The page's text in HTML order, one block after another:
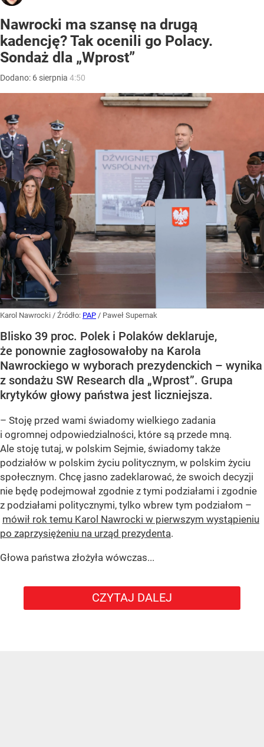
Nawrocki ma szansę na drugą
kadencję? Tak ocenili go Polacy.
Sondaż dla „Wprost”
Dodano: 6 sierpnia 4:50
Karol Nawrocki / Źródło: PAP / Paweł Supernak
Blisko 39 proc. Polek i Polaków deklaruje,
że ponownie zagłosowałoby na Karola
Nawrockiego w wyborach prezydenckich – wynika
z sondażu SW Research dla „Wprost”. Grupa
krytyków głowy państwa jest liczniejsza.
– Stoję przed wami świadomy wielkiego zadania
i ogromnej odpowiedzialności, które są przede mną.
Ale stoję tutaj, w polskim Sejmie, świadomy także
podziałów w polskim życiu politycznym, w polskim życiu
społecznym. Chcę jasno zadeklarować, że swoich decyzji
nie będę podejmował zgodnie z tymi podziałami i zgodnie
z podziałami politycznymi, tylko wbrew tym podziałom –
mówił rok temu Karol Nawrocki w pierwszym wystąpieniu
po zaprzysiężeniu na urząd prezydenta.
Głowa państwa złożyła wówczas...
CZYTAJ DALEJ